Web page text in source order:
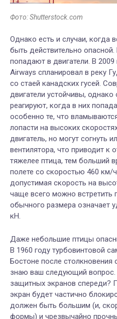
Фото: Shutterstock.com
Однако есть и случаи, когда
быть действительно
попадают в двигатели. В
Airways спланировал в реку
со стаей канадских гусей.
двигатели устойчивы,
реагируют, когда в них
особенно те, что
лопасти на высоких
двигатель, но могут согнуть
вентилятора, что приводит к
тяжелее птица, тем больший
полете со скоростью 460
допустимая скорость на
чаще всего можно встретить
обычного размера означает
кН.
Даже небольшие птицы
В 1960 году турбовинтовой
Бостоне после столкновения
знаю ваш следующий вопрос.
защитных экранов спереди?
экран будет частично
должен быть большим (и,
формы) и чрезвычайно